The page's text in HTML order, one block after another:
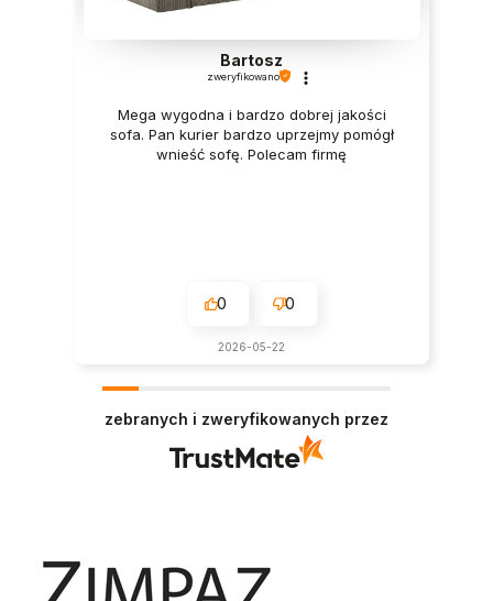
Bartosz
zweryfikowano
Mega wygodna i bardzo dobrej jakości
sofa. Pan kurier bardzo uprzejmy pomógł
wnieść sofę. Polecam firmę
0 0
2026-05-22
zebranych i zweryfikowanych przez